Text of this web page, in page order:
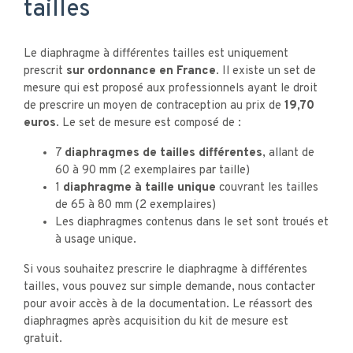
tailles
Le diaphragme à différentes tailles est uniquement
prescrit sur ordonnance en France. Il existe un set de
mesure qui est proposé aux professionnels ayant le droit
de prescrire un moyen de contraception au prix de 19,70
euros. Le set de mesure est composé de :
7 diaphragmes de tailles différentes, allant de
60 à 90 mm (2 exemplaires par taille)
1 diaphragme à taille unique couvrant les tailles
de 65 à 80 mm (2 exemplaires)
Les diaphragmes contenus dans le set sont troués et
à usage unique.
Si vous souhaitez prescrire le diaphragme à différentes
tailles, vous pouvez sur simple demande, nous contacter
pour avoir accès à de la documentation. Le réassort des
diaphragmes après acquisition du kit de mesure est
gratuit.